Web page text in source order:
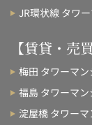
JR環状線 タワ
【賃貸・売
梅田 タワーマン
福島 タワーマン
淀屋橋 タワー